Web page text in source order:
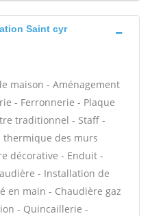
Saint cyr
maison - Aménagement
- Ferronnerie - Plaque
traditionnel - Staff -
des murs
décorative - Enduit -
- Installation de
en main - Chaudière gaz
- Quincaillerie -